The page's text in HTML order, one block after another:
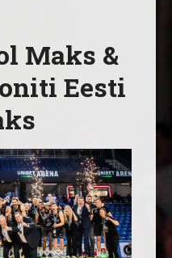
Maks &
Eesti